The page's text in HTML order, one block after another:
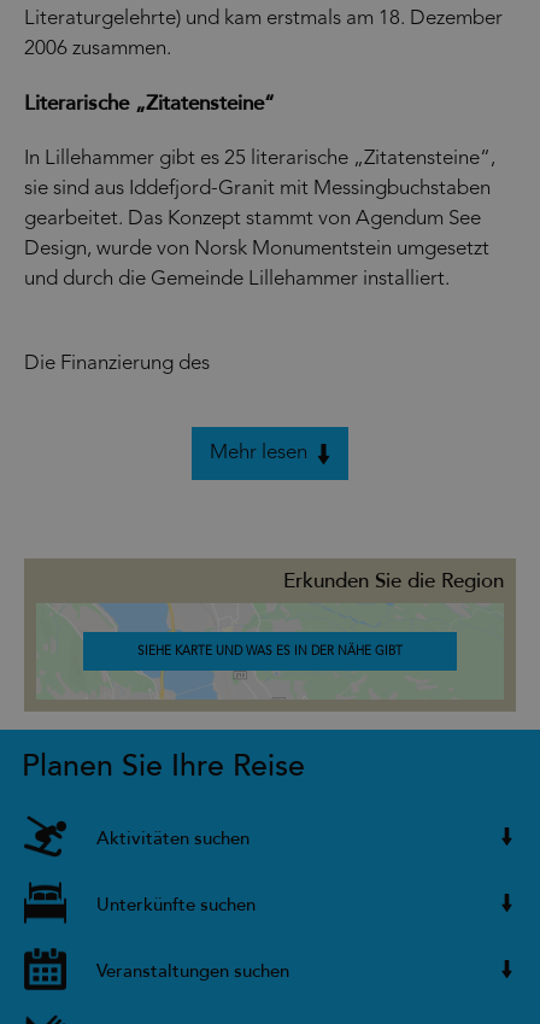
Literaturgelehrte) und kam erstmals am 18. Dezember
2006 zusammen.
Literarische „Zitatensteine“
In Lillehammer gibt es 25 literarische „Zitatensteine“,
sie sind aus Iddefjord-Granit mit Messingbuchstaben
gearbeitet. Das Konzept stammt von Agendum See
Design, wurde von Norsk Monumentstein umgesetzt
und durch die Gemeinde Lillehammer installiert.
Die Finanzierung des
Mehr lesen
Erkunden Sie die Region
SIEHE KARTE UND WAS ES IN DER NÄHE GIBT
Planen Sie Ihre Reise
Aktivitäten suchen
Unterkünfte suchen
Veranstaltungen suchen